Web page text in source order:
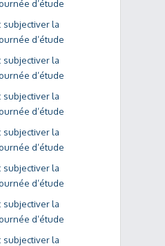
d’étude
subjectiver la
d’étude
subjectiver la
d’étude
subjectiver la
d’étude
subjectiver la
d’étude
subjectiver la
d’étude
subjectiver la
d’étude
subjectiver la